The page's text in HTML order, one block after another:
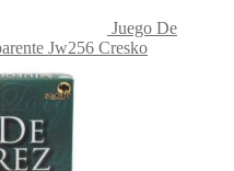
Juego De
Jw256 Cresko